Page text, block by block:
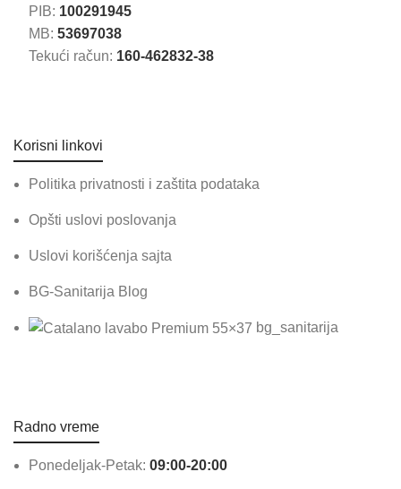
PIB: 100291945
MB: 53697038
Tekući račun: 160-462832-38
Korisni linkovi
Politika privatnosti i zaštita podataka
Opšti uslovi poslovanja
Uslovi korišćenja sajta
BG-Sanitarija Blog
bg_sanitarija
Radno vreme
Ponedeljak-Petak: 09:00-20:00